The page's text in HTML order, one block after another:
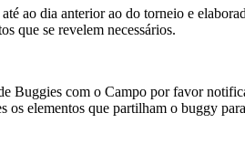
ao dia anterior ao do torneio e
que se revelem necessários.
Buggies com o Campo por favor
os elementos que partilham o buggy